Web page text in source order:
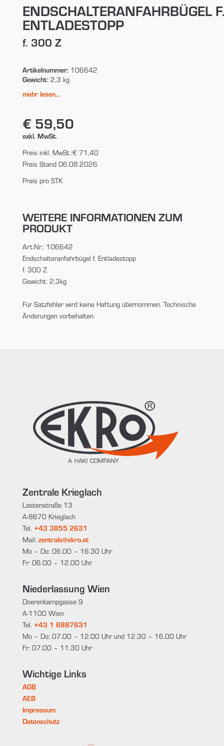
ENDSCHALTERANFAHRBÜGEL
ENTLADESTOPP
f. 300 Z
Artikelnummer:106642
Gewicht:2,3 kg
mehr lesen...
€ 59,50
exkl. MwSt.
Preis inkl. MwSt.:€ 71,40
Preis Stand 06.08.2026
Preis pro STK
WEITERE INFORMATIONEN ZUM
PRODUKT
Art.Nr.: 106642
Endschalteranfahrbügel f. Entladestopp
f. 300 Z
Gewicht: 2,3kg
Für Satzfehler wird keine Haftung übernommen. Technische
Änderungen vorbehalten.
Zentrale Krieglach
Lastenstraße 13
A-8670 Krieglach
Tel. +43 3855 2631
Mail: zentrale@ekro.at
Mo – Do: 06.00 – 16.30 Uhr
Fr: 06.00 – 12.00 Uhr
Niederlassung Wien
Doerenkampgasse 9
A-1100 Wien
Tel. +43 1 6887631
Mo – Do: 07.00 – 12.00 Uhr und 12.30 – 16.00 Uhr
Fr: 07.00 – 11.30 Uhr
Wichtige Links
AGB
AEB
Impressum
Datenschutz